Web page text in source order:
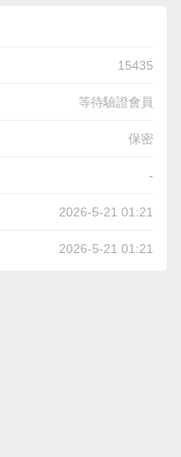
15435
等待驗證會員
保密
-
2026-5-21 01:21
2026-5-21 01:21